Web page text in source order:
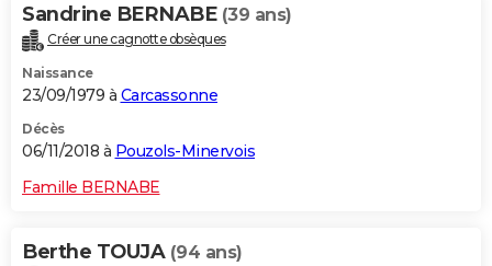
Sandrine BERNABE (39 ans)
Créer une cagnotte obsèques
Naissance
23/09/1979 à Carcassonne
Décès
06/11/2018 à Pouzols-Minervois
Famille BERNABE
Berthe TOUJA (94 ans)